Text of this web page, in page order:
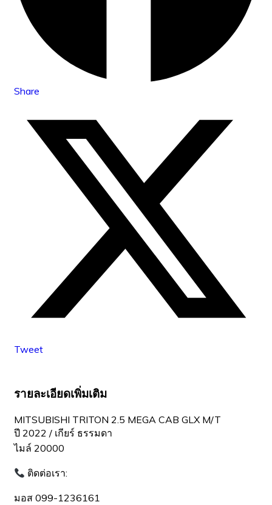
Share
Tweet
รายละเอียดเพิ่มเติม
MITSUBISHI TRITON 2.5 MEGA CAB GLX M/T
ปี 2022 / เกียร์ ธรรมดา
ไมล์ 20000
ติดต่อเรา:
มอส 099-1236161